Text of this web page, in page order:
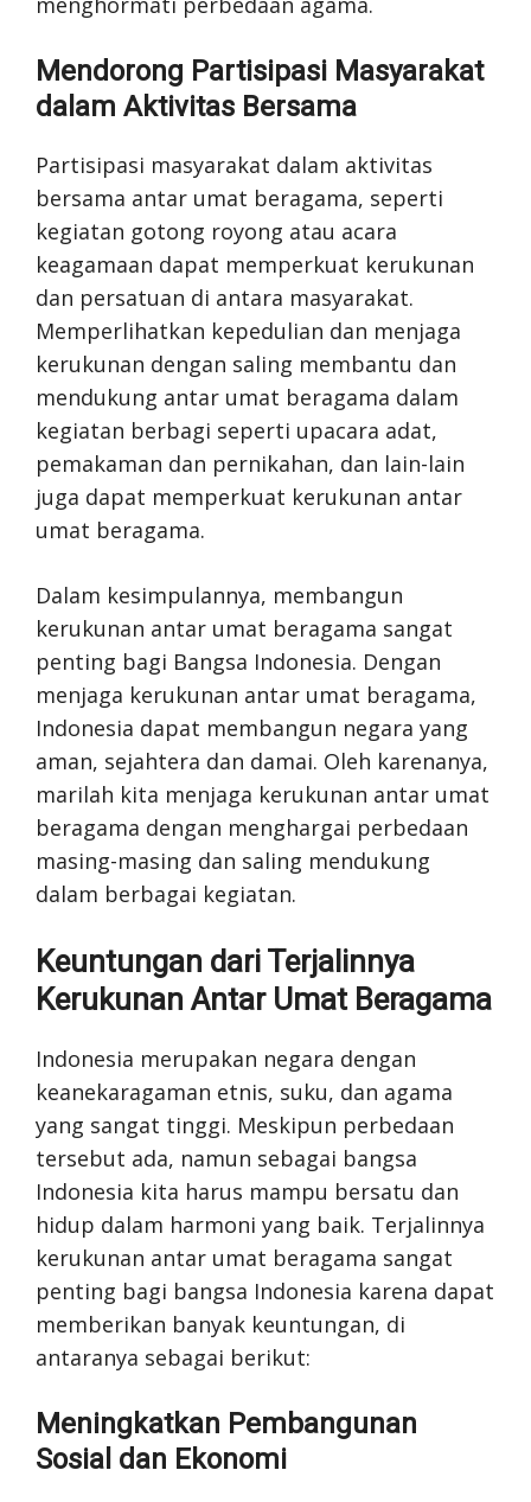
Mendorong Partisipasi Masyarakat
dalam Aktivitas Bersama
Partisipasi masyarakat dalam aktivitas
bersama antar umat beragama, seperti
kegiatan gotong royong atau acara
keagamaan dapat memperkuat kerukunan
dan persatuan di antara masyarakat.
Memperlihatkan kepedulian dan menjaga
kerukunan dengan saling membantu dan
mendukung antar umat beragama dalam
kegiatan berbagi seperti upacara adat,
pemakaman dan pernikahan, dan lain-lain
juga dapat memperkuat kerukunan antar
umat beragama.
Dalam kesimpulannya, membangun
kerukunan antar umat beragama sangat
penting bagi Bangsa Indonesia. Dengan
menjaga kerukunan antar umat beragama,
Indonesia dapat membangun negara yang
aman, sejahtera dan damai. Oleh karenanya,
marilah kita menjaga kerukunan antar umat
beragama dengan menghargai perbedaan
masing-masing dan saling mendukung
dalam berbagai kegiatan.
Keuntungan dari Terjalinnya
Kerukunan Antar Umat Beragama
Indonesia merupakan negara dengan
keanekaragaman etnis, suku, dan agama
yang sangat tinggi. Meskipun perbedaan
tersebut ada, namun sebagai bangsa
Indonesia kita harus mampu bersatu dan
hidup dalam harmoni yang baik. Terjalinnya
kerukunan antar umat beragama sangat
penting bagi bangsa Indonesia karena dapat
memberikan banyak keuntungan, di
antaranya sebagai berikut:
Meningkatkan Pembangunan
Sosial dan Ekonomi